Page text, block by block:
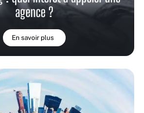
agence ?
En savoir plus